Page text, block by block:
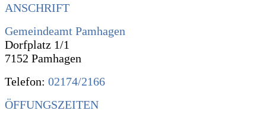
ANSCHRIFT
Gemeindeamt Pamhagen
Dorfplatz 1/1
7152 Pamhagen
Telefon: 02174/2166
ÖFFUNGSZEITEN